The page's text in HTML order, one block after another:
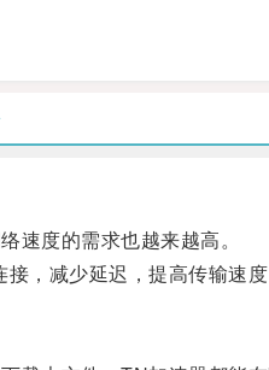
度的需求也越来越高。
减少延迟，提高传输速度